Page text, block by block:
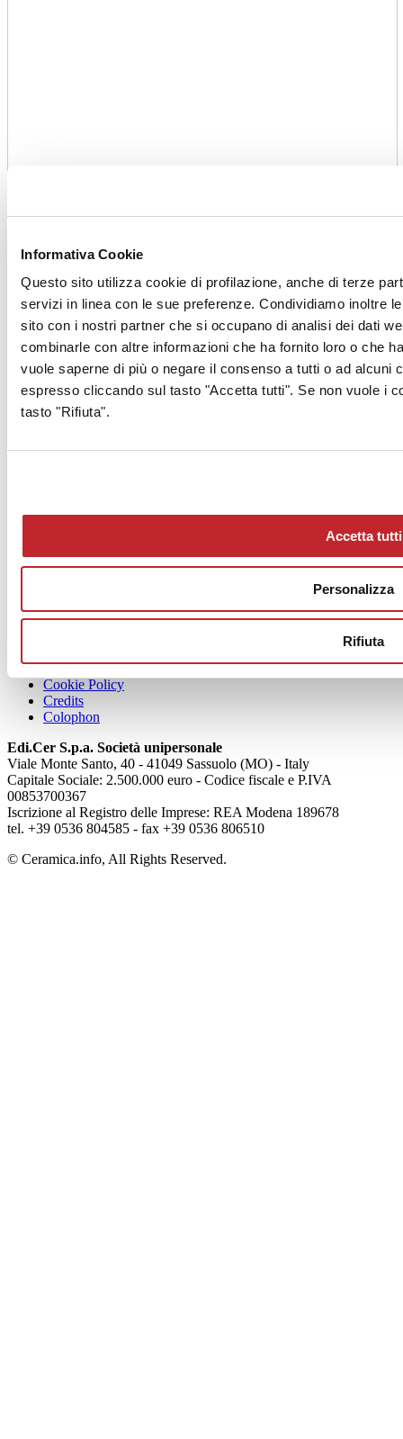
Informativa Cookie
Questo sito utilizza cookie di profilazione, anche di terze
servizi in linea con le sue preferenze. Condividiamo inoltre
sito con i nostri partner che si occupano di analisi dei dati
combinarle con altre informazioni che ha fornito loro o che
vuole saperne di più o negare il consenso a tutti o ad alcuni
espresso cliccando sul tasto "Accetta tutti". Se non vuole i
tasto "Rifiuta".
Accetta tutti
Personalizza
Rifiuta
Archivio >
< Articolo precedente
Privacy
Cookie Policy
Credits
Colophon
Edi.Cer S.p.a. Società unipersonale
Viale Monte Santo, 40 - 41049 Sassuolo (MO) - Italy
Capitale Sociale: 2.500.000 euro - Codice fiscale e P.IVA
00853700367
Iscrizione al Registro delle Imprese: REA Modena 189678
tel. +39 0536 804585 - fax +39 0536 806510
© Ceramica.info, All Rights Reserved.